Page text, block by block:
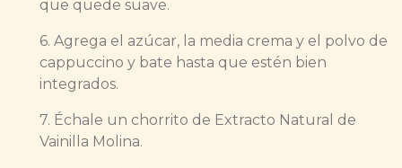
que quede suave.
6. Agrega el azúcar, la media crema y el polvo de
cappuccino y bate hasta que estén bien
integrados.
7. Échale un chorrito de Extracto Natural de
Vainilla Molina.